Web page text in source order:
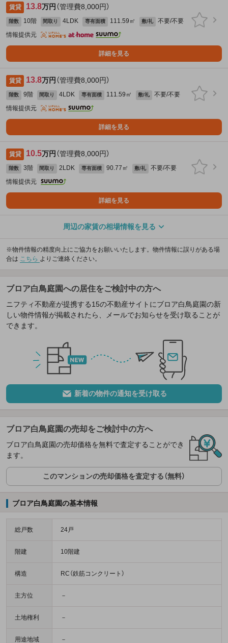
賃貸 13.8万円（管理費8,000円）
階数 10階 間取り 4LDK 専有面積 111.59㎡ 敷/礼
不要/不要
情報提供元
詳細を見る
賃貸 13.8万円（管理費8,000円）
階数 9階 間取り 4LDK 専有面積 111.59㎡ 敷/礼
不要/不要
情報提供元
詳細を見る
賃貸 10.5万円（管理費8,000円）
階数 3階 間取り 2LDK 専有面積 90.77㎡ 敷/礼
不要/不要
情報提供元
詳細を見る
周辺の家賃の相場情報を見る
※物件情報の精度向上にご協力をお願いいたします。物件情報に誤りがある場
合は こちら よりご連絡ください。
ブロア白鳥庭園への居住をご検討中の方へ
ニフティ不動産が提携する15の不動産サイトにブロア白鳥庭園の新
しい物件情報が掲載されたら、メールでお知らせを受け取ることが
できます。
新着の物件の通知を受け取る
ブロア白鳥庭園の売却をご検討中の方へ
ブロア白鳥庭園の売却価格を無料で査定することができ
ます。
このマンションの売却価格を査定する（無料）
ブロア白鳥庭園の基本情報
総戸数 24戸
階建 10階建
構造 RC（鉄筋コンクリート）
主方位 －
土地権利 －
用途地域 －